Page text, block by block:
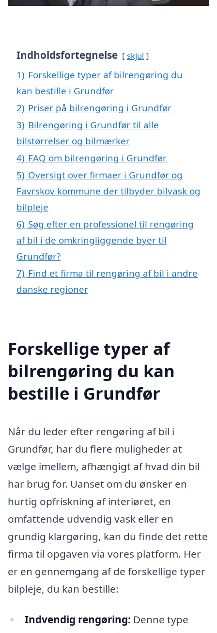
Indholdsfortegnelse skjul
1) Forskellige typer af bilrengøring du
kan bestille i Grundfør
2) Priser på bilrengøring i Grundfør
3) Bilrengøring i Grundfør til alle
bilstørrelser og bilmærker
4) FAQ om bilrengøring i Grundfør
5) Oversigt over firmaer i Grundfør og
Favrskov kommune der tilbyder bilvask og
bilpleje
6) Søg efter en professionel til rengøring
af bil i de omkringliggende byer til
Grundfør?
7) Find et firma til rengøring af bil i andre
danske regioner
Forskellige typer af
bilrengøring du kan
bestille i Grundfør
Når du leder efter rengøring af bil i
Grundfør, har du flere muligheder at
vælge imellem, afhængigt af hvad din bil
har brug for. Uanset om du ønsker en
hurtig opfriskning af interiøret, en
omfattende udvendig vask eller en
grundig klargøring, kan du finde det rette
firma til opgaven via vores platform. Her
er en gennemgang af de forskellige typer
bilpleje, du kan bestille:
Indvendig rengøring: Denne type